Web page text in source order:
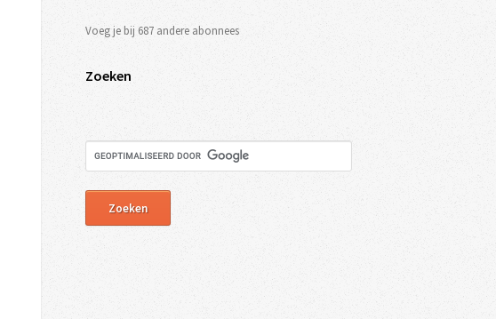
Voeg je bij 687 andere abonnees
Zoeken